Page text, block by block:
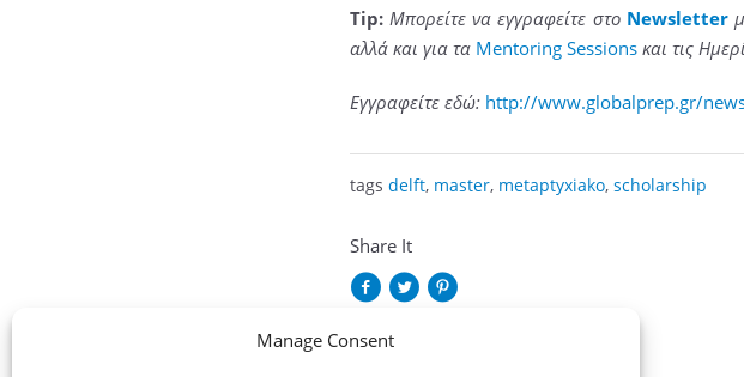
Manage Consent
Tip: Μπορείτε να εγγραφείτε στο Newsletter
αλλά και για τα Mentoring Sessions και τις
Εγγραφείτε εδώ: http://www.globalprep.gr/
tags delft, master, metaptyxiako, scholarship
Share It